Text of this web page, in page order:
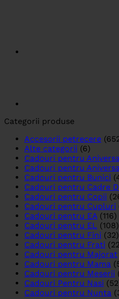
Categorii produse
Accesorii petrecere
Alte categorii (6)
Cadouri pentru
Cadouri pentru
Cadouri pentru Bunici
Cadouri pentru Cadre
Cadouri pentru Copii
Cadouri pentru Cupluri
Cadouri pentru EA (116)
Cadouri pentru EL (108)
Cadouri pentru Fini (32)
Cadouri pentru Frati
Cadouri pentru Majorat
Cadouri pentru Mama
Cadouri pentru Meserii
Cadouri Pentru Nasi
Cadouri pentru Nunta